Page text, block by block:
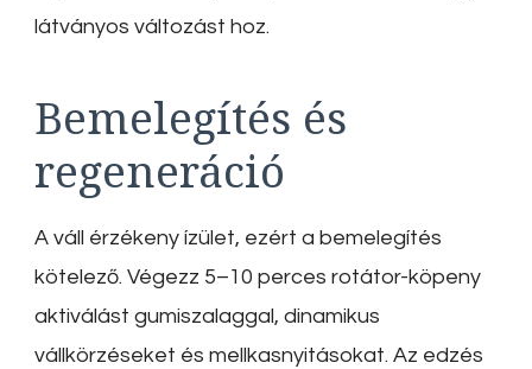
látványos változást hoz.
Bemelegítés és
regeneráció
A váll érzékeny ízület, ezért a bemelegítés
kötelező. Végezz 5–10 perces rotátor-köpeny
aktiválást gumiszalaggal, dinamikus
vállkörzéseket és mellkasnyitásokat. Az edzés